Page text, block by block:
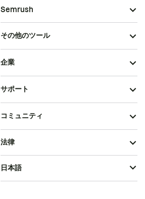
Semrush
その他のツール
企業
サポート
コミュニティ
法律
日本語